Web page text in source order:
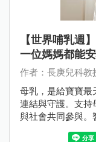
【世界哺乳週
一位媽媽都能
作者：長庚兒科教
母乳，是給寶寶最
連結與守護。支持
與社會共同參與。
邀請各界攜手合